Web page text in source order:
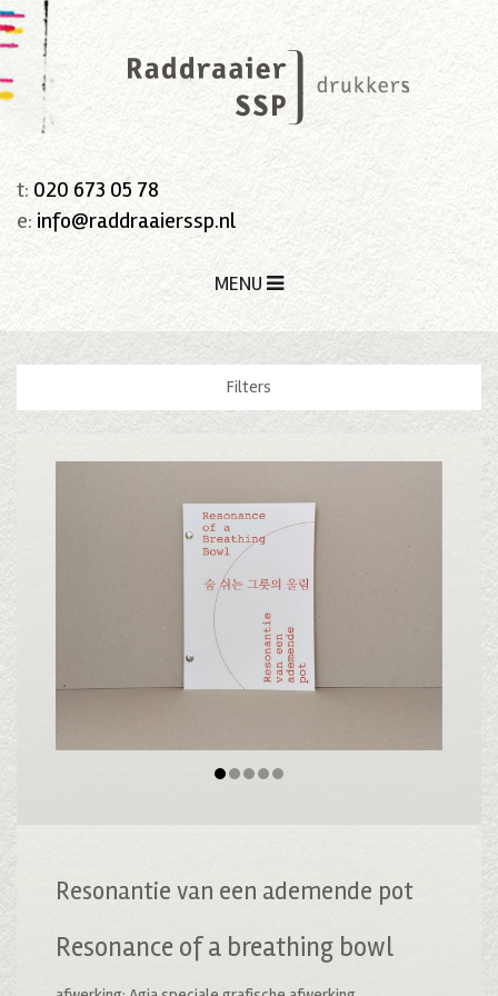
t: 020 673 05 78
e: info@raddraaierssp.nl
MENU
Filters
Resonantie van een ademende pot
Resonance of a breathing bowl